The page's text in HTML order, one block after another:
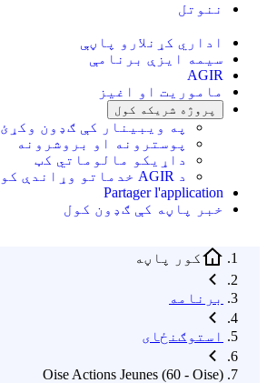
ننوتل
اداري کړنلارو پاڼې
سیمه ایزې برنامې
AGIR
ماموریت او اغیز
پروژه شریکه کول
په ویبینار کې ګډون وکړئ
پوسترونه او بروشرونه
داړیکو مالوماتي کټ
د AGIR خدماتو وړاندې کونکو لپاره
Partager l'application
خبر پاڼه کې ګډون کول
کور پاڼه
برنامه
استوګنځای
Oise Actions Jeunes (60 - Oise)